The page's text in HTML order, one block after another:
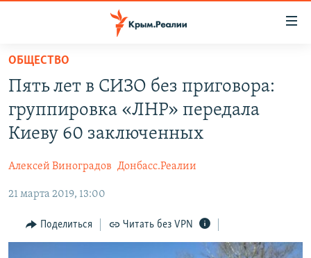
Вернуться
основному
содержанию
Вернутся
главной
Вернутся
поиску
11 ЛЕТ ОККУПАЦИИ КРЫМА. 11 ИСТОРИЙ СОПРОТИВЛЕНИЯ
ВОДА
ЕЩЕ
ИНТЕРАКТИВ
ИНФОГРАФИКА
РАДІО СВОБОДА
КАК ОБОЙТИ БЛОКИРОВКУ
ОБЩЕСТВО
Пять лет в СИЗО без приговора:
группировка «ЛНР» передала
Киеву 60 заключенных
Алексей Виноградов Донбасс.Реалии
21 марта 2019, 13:00
Поделиться Читать без VPN